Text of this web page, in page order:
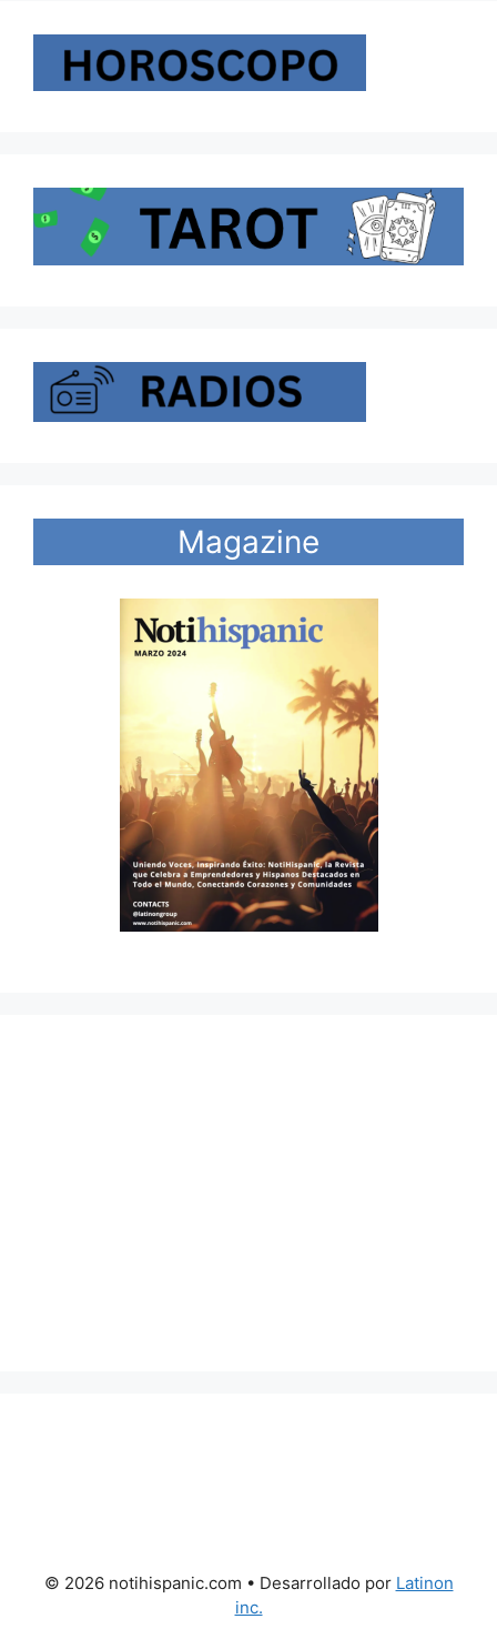
Magazine
© 2026 notihispanic.com • Desarrollado por Latinon
inc.